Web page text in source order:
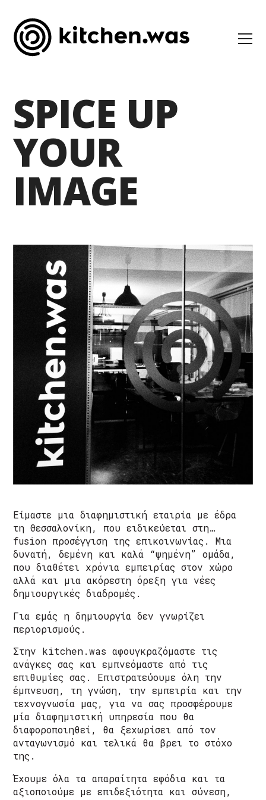
SPICE UP
YOUR
IMAGE
Είμαστε μια διαφημιστική εταιρία με έδρα
τη Θεσσαλονίκη, που ειδικεύεται στη…
fusion προσέγγιση της επικοινωνίας. Μια
δυνατή, δεμένη και καλά “ψημένη” ομάδα,
που διαθέτει χρόνια εμπειρίας στον χώρο
αλλά και μια ακόρεστη όρεξη για νέες
δημιουργικές διαδρομές.
Για εμάς η δημιουργία δεν γνωρίζει
περιορισμούς.
Στην kitchen.was αφουγκραζόμαστε τις
ανάγκες σας και εμπνεόμαστε από τις
επιθυμίες σας. Eπιστρατεύουμε όλη την
έμπνευση, τη γνώση, την εμπειρία και την
τεχνογνωσία μας, για να σας προσφέρουμε
μία διαφημιστική υπηρεσία που θα
διαφοροποιηθεί, θα ξεχωρίσει από τον
ανταγωνισμό και τελικά θα βρει το στόχο
της.
Έχουμε όλα τα απαραίτητα εφόδια και τα
αξιοποιούμε με επιδεξιότητα και σύνεση,